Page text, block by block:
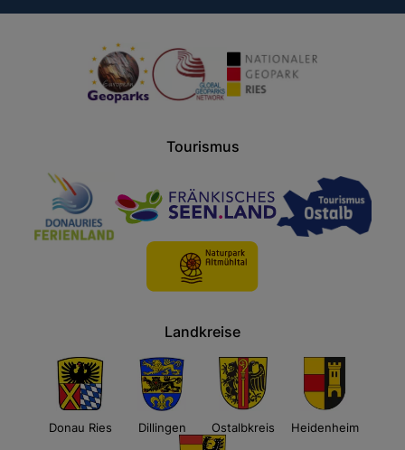
Tourismus
Landkreise
Donau Ries Dillingen Ostalbkreis Heidenheim